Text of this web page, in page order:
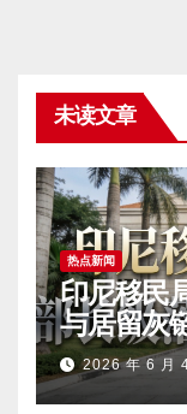
未读文章
热点新闻
印尼移民
与居留灰
2026 年 6 月